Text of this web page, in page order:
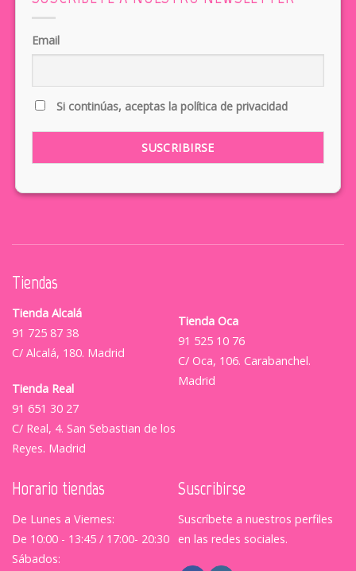
Email
Si continúas, aceptas la política de privacidad
Tiendas
Tienda Alcalá
91 725 87 38
C/ Alcalá, 180. Madrid
Tienda Real
91 651 30 27
C/ Real, 4. San Sebastian de los
Reyes. Madrid
Tienda Oca
91 525 10 76
C/ Oca, 106. Carabanchel.
Madrid
Horario tiendas
De Lunes a Viernes:
De 10:00 - 13:45 / 17:00- 20:30
Sábados:
Suscribirse
Suscríbete a nuestros perfiles
en las redes sociales.